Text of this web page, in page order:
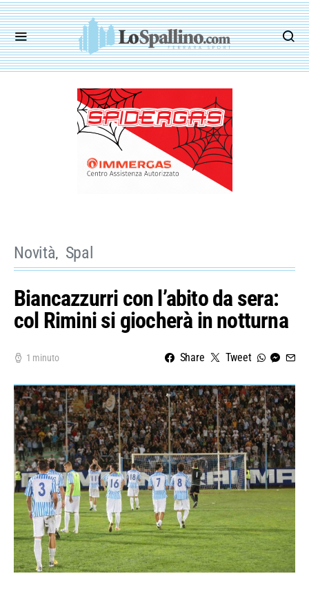
Novità Spal
Biancazzurri con l’abito da sera:
col Rimini si giocherà in notturna
1 minuto Share Tweet